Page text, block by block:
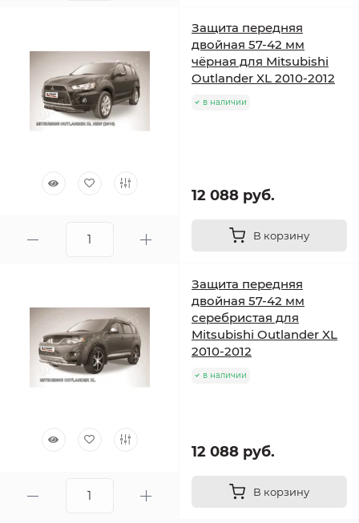
Защита передняя
двойная 57-42 мм
чёрная для Mitsubishi
Outlander XL 2010-2012
в наличии
12 088 руб.
В корзину
Защита передняя
двойная 57-42 мм
серебристая для
Mitsubishi Outlander XL
2010-2012
в наличии
12 088 руб.
В корзину